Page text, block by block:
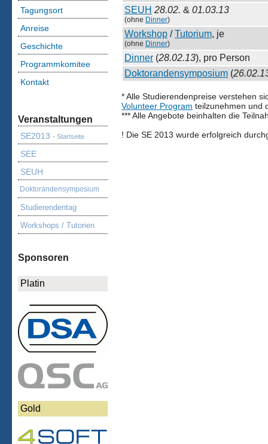
Tagungsort
Anreise
Geschichte
Programmkomitee
Kontakt
Veranstaltungen
SE2013 - Startseite
SEE
SEUH
Doktorandensymposium
Studierendentag
Workshops / Tutorien
Sponsoren
Platin
Gold
SEUH 28.02. & 01.03.13
(ohne Dinner)
Workshop /Tutorium, je
(ohne Dinner)
Dinner (28.02.13), pro Person
Doktorandensymposium (
* Alle Studierendenpreise verstehen
Volunteer Program teilzunehmen und
*** Alle Angebote beinhalten die
! Die SE 2013 wurde erfolgreich